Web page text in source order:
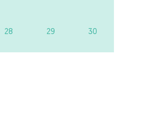
28 29 30